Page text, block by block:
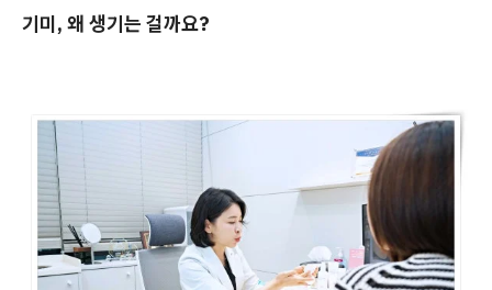
기미, 왜 생기는 걸까요?